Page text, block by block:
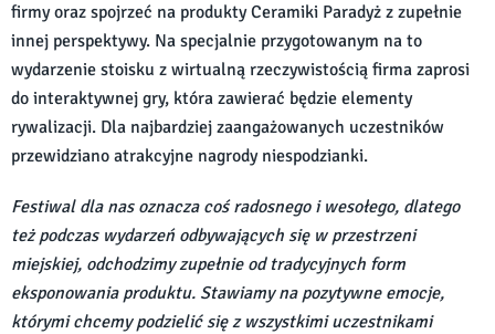
firmy oraz spojrzeć na produkty Ceramiki Paradyż z zupełnie
innej perspektywy. Na specjalnie przygotowanym na to
wydarzenie stoisku z wirtualną rzeczywistością firma zaprosi
do interaktywnej gry, która zawierać będzie elementy
rywalizacji. Dla najbardziej zaangażowanych uczestników
przewidziano atrakcyjne nagrody niespodzianki.
Festiwal dla nas oznacza coś radosnego i wesołego, dlatego
też podczas wydarzeń odbywających się w przestrzeni
miejskiej, odchodzimy zupełnie od tradycyjnych form
eksponowania produktu. Stawiamy na pozytywne emocje,
którymi chcemy podzielić się z wszystkimi uczestnikami